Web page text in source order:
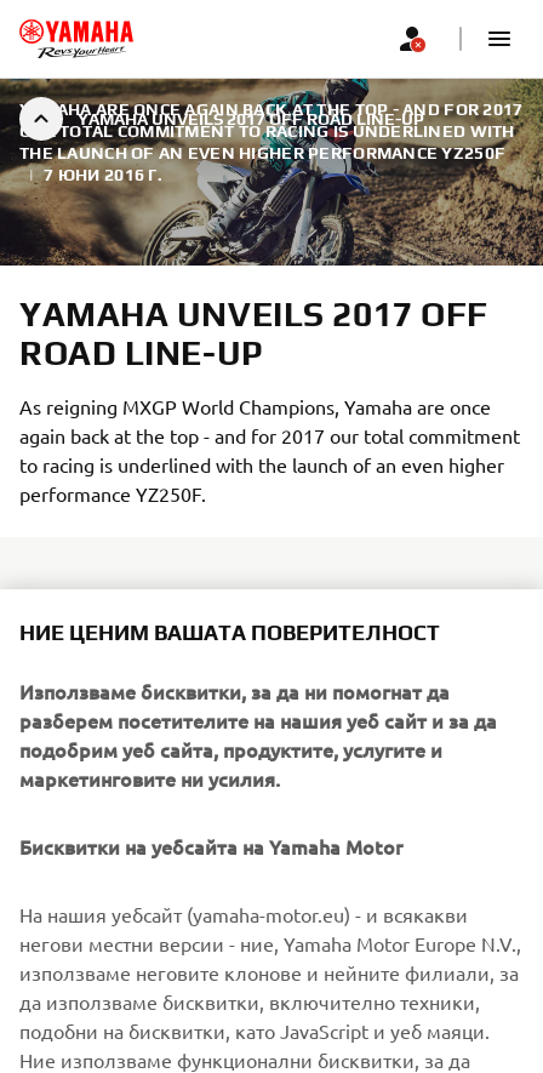
YAMAHA UNVEILS 2017 OFF ROAD LINE-UP
YAMAHA ARE ONCE AGAIN BACK AT THE TOP - AND FOR 2017
OUR TOTAL COMMITMENT TO RACING IS UNDERLINED WITH
THE LAUNCH OF AN EVEN HIGHER PERFORMANCE YZ250F
| 7 ЮНИ 2016 Г.
YAMAHA UNVEILS 2017 OFF
ROAD LINE-UP
As reigning MXGP World Champions, Yamaha are once
again back at the top - and for 2017 our total commitment
to racing is underlined with the launch of an even higher
performance YZ250F.
As reigning MXGP World Champions, Yamaha are once
to racing is underlined with the launch of an even higher
performance YZ250F.
Equipped with a newly designed reverse cylinder head,
power and improved acceleration. Benefitting from
refined handling and suspension for 2017 - together with
YZ250F is the clear choice for amateurs and professionals.
With detail changes and new graphics for every YZ-F and
YZ motocross bike and both WR-F enduro models, the
2017 Yamaha Off Road range gives all riders the chance to
experience factory performance with Yamaha quality.
НИЕ ЦЕНИМ ВАШАТА ПОВЕРИТЕЛНОСТ
Използваме бисквитки, за да ни помогнат да
разберем посетителите на нашия уеб сайт и за да
подобрим уеб сайта, продуктите, услугите и
маркетинговите ни усилия.
Бисквитки на уебсайта на Yamaha Motor
На нашия уебсайт (yamaha-motor.eu) - и всякакви
негови местни версии - ние, Yamaha Motor Europe N.V.,
използваме неговите клонове и нейните филиали, за
да използваме бисквитки, включително техники,
подобни на бисквитки, като JavaScript и уеб маяци.
Ние използваме функционални бисквитки, за да